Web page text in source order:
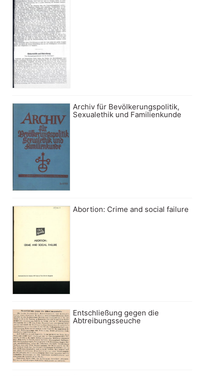
Archiv für Bevölkerungspolitik,
Sexualethik und Familienkunde
Abortion: Crime and social failure
Entschließung gegen die
Abtreibungsseuche